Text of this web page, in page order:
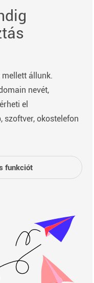
állunk.
nevét,
el
szoftver, okostelefon
funkciót